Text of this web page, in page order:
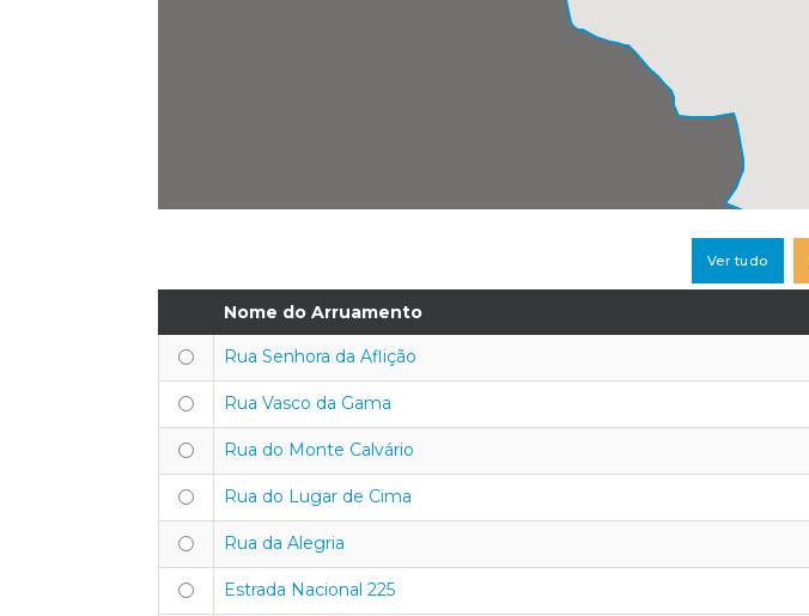
Ver tudo
Nome do Arruamento
Rua Senhora da Aflição
Rua Vasco da Gama
Rua do Monte Calvário
Rua do Lugar de Cima
Rua da Alegria
Estrada Nacional 225